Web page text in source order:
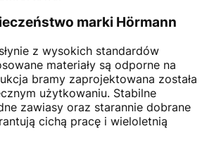
marki Hörmann
z wysokich standardów
materiały są odporne na
bramy zaprojektowana została
użytkowaniu. Stabilne
zawiasy oraz starannie dobrane
cichą pracę i wieloletnią